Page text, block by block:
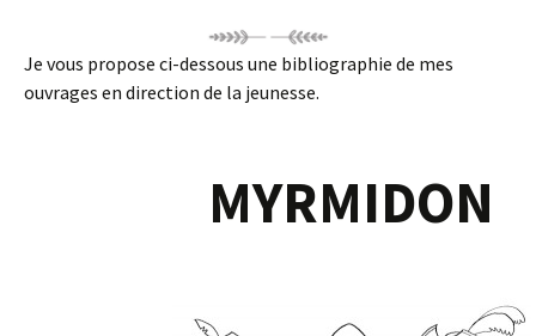
Je vous propose ci-dessous une bibliographie de mes
ouvrages en direction de la jeunesse.
MYRMIDON